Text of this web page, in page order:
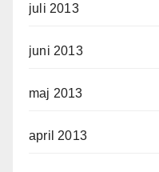
juli 2013
juni 2013
maj 2013
april 2013